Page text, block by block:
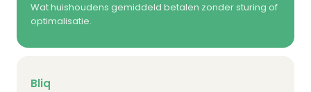
Wat huishoudens gemiddeld betalen zonder sturing of
optimalisatie.
Bliq